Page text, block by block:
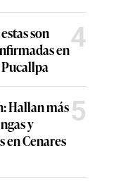
son
en4
Hallan más
y
en Cenares
5